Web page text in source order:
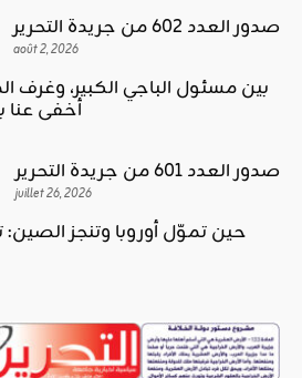
صدور العدد 602 من جريدة التحرير
août 2, 2026
بين مسئول الباجي الكبير، وغرف
أخفى عنا
صدور العدد 601 من جريدة التحرير
juillet 26, 2026
حين تموّل أوروبا وتنجز